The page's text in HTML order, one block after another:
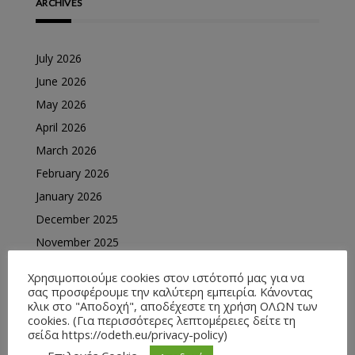
ARCHIVES
July 2026
June 2026
May 2026
April 2026
March 2026
February 2026
January 2026
December 2025
November 2025
September 2025
July 2025
May 2025
Χρησιμοποιούμε cookies στον ιστότοπό μας για να
σας προσφέρουμε την καλύτερη εμπειρία. Κάνοντας
κλικ στο "Αποδοχή", αποδέχεστε τη χρήση ΟΛΩΝ των
cookies. (Για περισσότερες λεπτομέρειες δείτε τη
σείδα https://odeth.eu/privacy-policy)